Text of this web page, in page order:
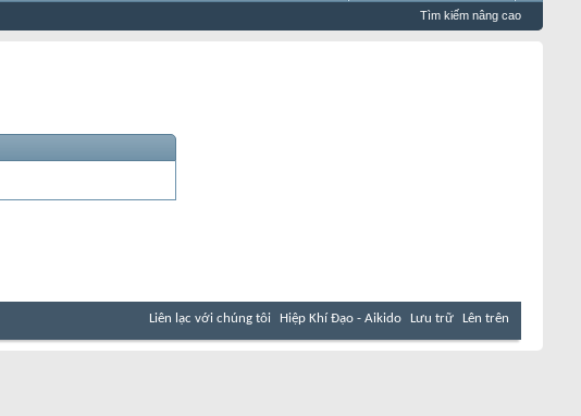
Tìm kiếm nâng cao
Liên lạc với chúng tôi Hiệp Khí Đạo - Aikido Lưu trữ Lên trên